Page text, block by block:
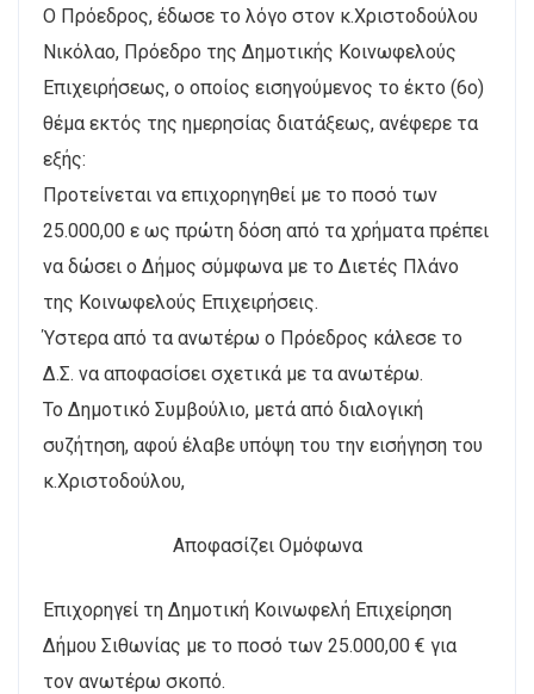
Ο Πρόεδρος, έδωσε το λόγο στον κ.Χριστοδούλου
Νικόλαο, Πρόεδρο της Δημοτικής Κοινωφελούς
Επιχειρήσεως, ο οποίος εισηγούμενος το έκτο (6ο)
θέμα εκτός της ημερησίας διατάξεως, ανέφερε τα
εξής:
Προτείνεται να επιχορηγηθεί με το ποσό των
25.000,00 ε ως πρώτη δόση από τα χρήματα πρέπει
να δώσει ο Δήμος σύμφωνα με το Διετές Πλάνο
της Κοινωφελούς Επιχειρήσεις.
Ύστερα από τα ανωτέρω ο Πρόεδρος κάλεσε το
Δ.Σ. να αποφασίσει σχετικά με τα ανωτέρω.
Το Δημοτικό Συμβούλιο, μετά από διαλογική
συζήτηση, αφού έλαβε υπόψη του την εισήγηση του
κ.Χριστοδούλου,
Αποφασίζει Ομόφωνα
Επιχορηγεί τη Δημοτική Κοινωφελή Επιχείρηση
Δήμου Σιθωνίας με το ποσό των 25.000,00 € για
τον ανωτέρω σκοπό.